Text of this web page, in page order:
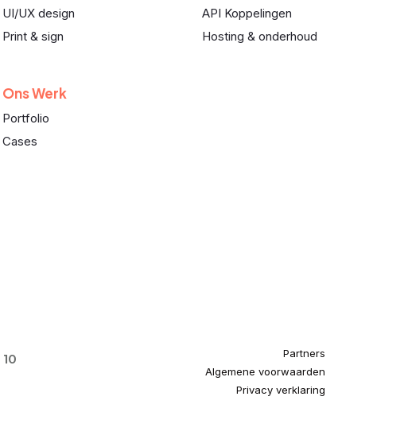
UI/UX design
Print & sign
Ons Werk
Portfolio
Cases
API Koppelingen
Hosting & onderhoud
10
Partners
Algemene voorwaarden
Privacy verklaring